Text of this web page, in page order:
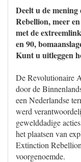
Deelt u de
Rebellion, meer
met de
en 90,
Kunt u uitleggen
De Revolutionaire
door de
een Nederlandse
werd
gewelddadige
het plaatsen van
Extinction
voorgenoemde.